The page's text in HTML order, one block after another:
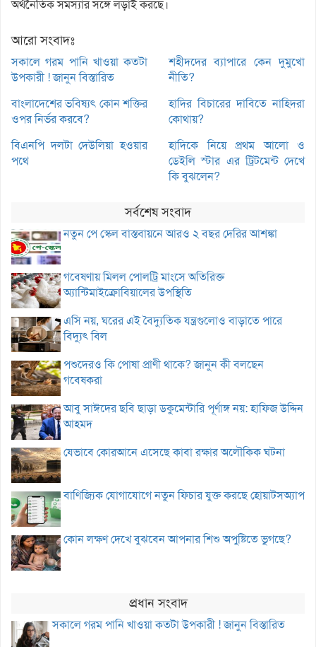
অর্থনৈতিক সমস্যার সঙ্গে লড়াই করছে।
আরো সংবাদঃ
সকালে গরম পানি খাওয়া কতটা
উপকারী ! জানুন বিস্তারিত
শহীদদের ব্যাপারে কেন দুমুখো
নীতি?
বাংলাদেশের ভবিষ্যৎ কোন শক্তির
ওপর নির্ভর করবে?
হাদির বিচারের দাবিতে নাহিদরা
কোথায়?
বিএনপি দলটা দেউলিয়া হওয়ার
পথে
হাদিকে নিয়ে প্রথম আলো ও
ডেইলি স্টার এর ট্রিটমেন্ট দেখে
কি বুঝলেন?
সর্বশেষ সংবাদ
নতুন পে স্কেল বাস্তবায়নে আরও ২ বছর দেরির আশঙ্কা
গবেষণায় মিলল পোলট্রি মাংসে অতিরিক্ত
অ্যান্টিমাইক্রোবিয়ালের উপস্থিতি
এসি নয়, ঘরের এই বৈদ্যুতিক যন্ত্রগুলোও বাড়াতে পারে
বিদ্যুৎ বিল
পশুদেরও কি পোষা প্রাণী থাকে? জানুন কী বলছেন
গবেষকরা
আবু সাঈদের ছবি ছাড়া ডকুমেন্টারি পূর্ণাঙ্গ নয়: হাফিজ উদ্দিন
আহমদ
যেভাবে কোরআনে এসেছে কাবা রক্ষার অলৌকিক ঘটনা
বাণিজ্যিক যোগাযোগে নতুন ফিচার যুক্ত করছে হোয়াটসঅ্যাপ
কোন লক্ষণ দেখে বুঝবেন আপনার শিশু অপুষ্টিতে ভুগছে?
প্রধান সংবাদ
সকালে গরম পানি খাওয়া কতটা উপকারী ! জানুন বিস্তারিত